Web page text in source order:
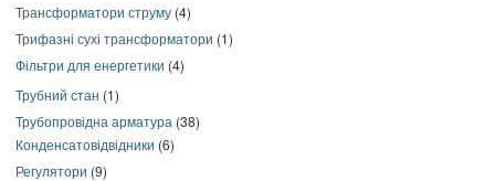
Трансформатори струму (4)
Трифазні сухі трансформатори (1)
Фільтри для енергетики (4)
Трубний стан (1)
Трубопровідна арматура (38)
Конденсатовідвідники (6)
Регулятори (9)